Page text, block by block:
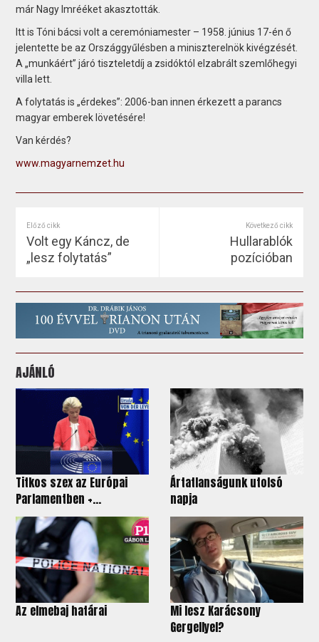
már Nagy Imrééket akasztották.
Itt is Tóni bácsi volt a ceremóniamester – 1958. június 17-én ő
jelentette be az Országgyűlésben a miniszterelnök kivégzését.
A „munkáért” járó tiszteletdíj a zsidóktól elzabrált szemlőhegyi
villa lett.
A folytatás is „érdekes”: 2006-ban innen érkezett a parancs
magyar emberek lövetésére!
Van kérdés?
www.magyarnemzet.hu
Előző cikk
Volt egy Káncz, de
„lesz folytatás”
Következő cikk
Hullarablók
pozícióban
AJÁNLÓ
Titkos szex az Európai
Parlamentben +...
Ártatlanságunk utolsó
napja
Az elmebaj határai
Mi lesz Karácsony
Gergellyel?